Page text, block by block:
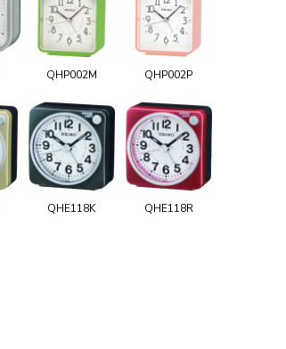
QHP002M QHP002P
QHE118K QHE118R